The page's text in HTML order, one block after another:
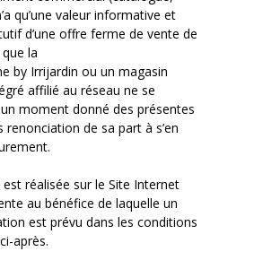
qu’une valeur informative et
d’une offre ferme de vente de
la
by Irrijardin ou un magasin
affilié au réseau ne se
moment donné des présentes
renonciation de sa part à s’en
réalisée sur le Site Internet
au bénéfice de laquelle un
est prévu dans les conditions
après.